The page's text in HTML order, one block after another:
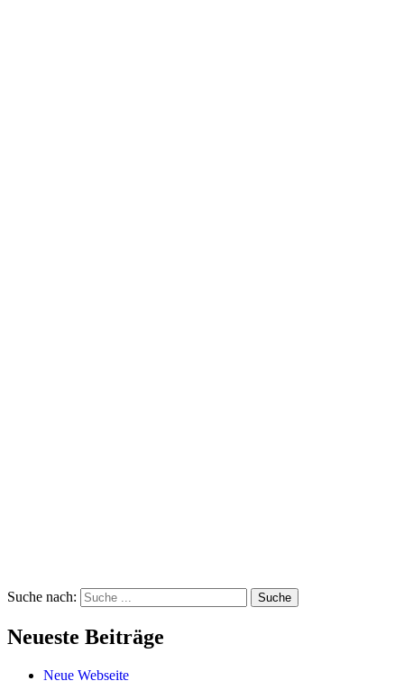
Suche nach: Suche
Neueste Beiträge
Neue Webseite